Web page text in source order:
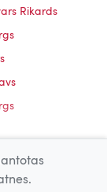
Rikards